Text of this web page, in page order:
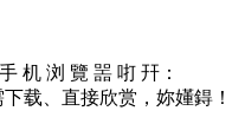
机 浏 覽 噐 咑 幵：
载、直接欣赏，妳嬞鍀！